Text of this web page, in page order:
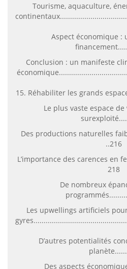
Tourisme, aquaculture,
Aspect économique :
Conclusion : un manifeste
15. Réhabiliter les grands
Le plus vaste espace
Des productions naturelles
..216
L’importance des carences en
218
De nombreux
Les upwellings artificiels
D’autres potentialités
Des aspects